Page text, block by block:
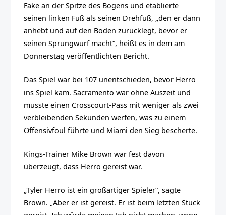
Fake an der Spitze des Bogens und etablierte
seinen linken Fuß als seinen Drehfuß, „den er dann
anhebt und auf den Boden zurücklegt, bevor er
seinen Sprungwurf macht“, heißt es in dem am
Donnerstag veröffentlichten Bericht.
Das Spiel war bei 107 unentschieden, bevor Herro
ins Spiel kam. Sacramento war ohne Auszeit und
musste einen Crosscourt-Pass mit weniger als zwei
verbleibenden Sekunden werfen, was zu einem
Offensivfoul führte und Miami den Sieg bescherte.
Kings-Trainer Mike Brown war fest davon
überzeugt, dass Herro gereist war.
„Tyler Herro ist ein großartiger Spieler“, sagte
Brown. „Aber er ist gereist. Er ist beim letzten Stück